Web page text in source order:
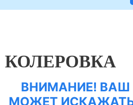
КОЛЕРОВКА
ВНИМАНИЕ!
МОЖЕТ